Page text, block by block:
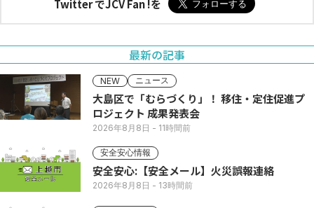
Twitter でJCV Fan !を
最新の記事
NEW ニュース
大島区で「むらづくり」！ 移住・定住促進プ
ロジェクト 成果発表会
2026年8月8日 - 11時間前
安全安心情報
安全安心:【安全メール】火災誤報連絡
2026年8月8日 - 13時間前